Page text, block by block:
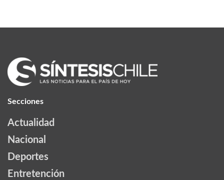
Secciones
Actualidad
Nacional
Deportes
Entretención